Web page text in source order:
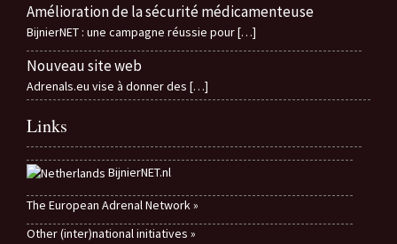
Amélioration de la sécurité médicamenteuse
BijnierNET : une campagne réussie pour[…]
Nouveau site web
Adrenals.eu vise à donner des […]
Links
BijnierNET.nl
The European Adrenal Network »
Other (inter)national initiatives »